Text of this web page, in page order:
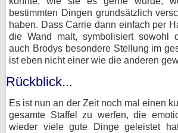
bestimmten Dingen grundsätzlich
haben. Dass Carrie dann einfach per
die Wand malt, symbolisiert sowohl
auch Brodys besondere Stellung im
ist eben nicht einer wie die anderen
Rückblick...
Es ist nun an der Zeit noch mal einen
gesamte Staffel zu werfen, die
wieder viele gute Dinge geleistet